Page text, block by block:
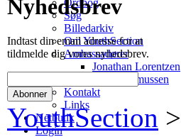
Ordbog
Søg
Billedarkiv
Om YouthSection
Ambassadører
Jonathan Lorentzen
René Rasmussen
Kontakt
Links
Netbutik
Login
Nyhedsbrev
Indtast din email adresse for at
tildmelde dig vores nyhedsbrev.
YouthSection >